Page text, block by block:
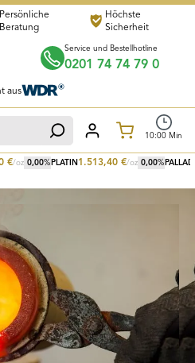
€/oz 0,00% PLATIN 1.513,40 €/oz 0,00%
Persönliche
Beratung
Höchste
Sicherheit
Service und Bestellhotline
0201 74 74 79 0
aus
10:00 Min